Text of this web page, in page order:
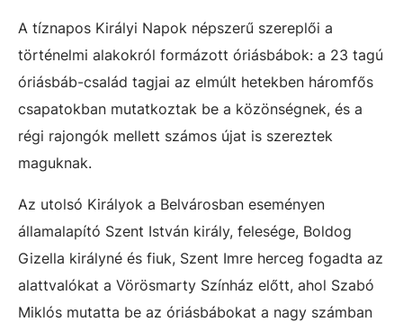
A tíznapos Királyi Napok népszerű szereplői a
történelmi alakokról formázott óriásbábok: a 23 tagú
óriásbáb-család tagjai az elmúlt hetekben háromfős
csapatokban mutatkoztak be a közönségnek, és a
régi rajongók mellett számos újat is szereztek
maguknak.
Az utolsó Királyok a Belvárosban eseményen
államalapító Szent István király, felesége, Boldog
Gizella királyné és fiuk, Szent Imre herceg fogadta az
alattvalókat a Vörösmarty Színház előtt, ahol Szabó
Miklós mutatta be az óriásbábokat a nagy számban